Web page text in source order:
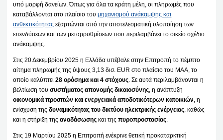
υπό μορφή δανείων. Όπως για όλα τα κράτη μέλη, οι πληρωμές που
καταβάλλονται στο πλαίσιο τουμηχανισμού ανάκαμψης και
ανθεκτικότητας εξαρτώνται από την αποτελεσματική υλοποίηση των
επενδύσεων και των μεταρρυθμίσεων που περιλαμβάνει το οικείο σχέδιο
ανάκαμψης.
Στις 20 Δεκεμβρίου 2025 η Ελλάδα υπέβαλε στην Επιτροπή το πέμπτο
αίτημα πληρωμής της ύψους 3,13 δισ. EUR στο πλαίσιο του ΜΑΑ, το
οποίο καλύπτει28 ορόσημα και 4 στόχους. Σε αυτά περιλαμβάνονται η
βελτίωση τουσυστήματος απονομής δικαιοσύνης, η ανάπτυξη
οικονομικά προσιτών και ενεργειακά αποδοτικότερων κατοικιών, η
ενίσχυση τηςδυναμικότητας του δικτύου ηλεκτρικής ενέργειας, καθώς
και η στήριξη τηςαναδάσωσης και τηςπυροπροστασίας.
Στις 19 Μαρτίου 2025 η Επιτροπή ενέκρινε θετική προκαταρκτική